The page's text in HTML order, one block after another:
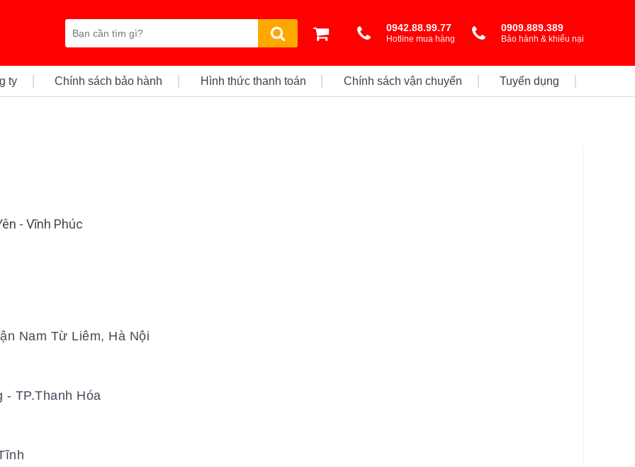
0942.88.99.77
Hotline mua hàng
0909.889.389
Bảo hành & khiếu nại
ty Chính sách bảo hành Hình thức thanh toán Chính sách vận chuyển Tuyển dụng
- Vĩnh Phúc
Nam Từ Liêm, Hà Nội
TP.Thanh Hóa